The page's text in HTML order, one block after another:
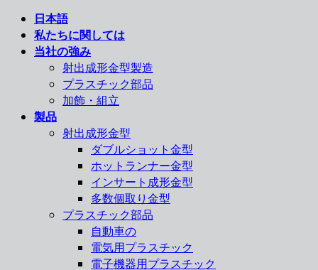
日本語
私たちに関しては
当社の強み
射出成形金型製造
プラスチック部品
加飾・組立
製品
射出成形金型
ダブルショット金型
ホットランナー金型
インサート成形金型
多数個取り金型
プラスチック部品
自動車の
電気用プラスチック
電子機器用プラスチック